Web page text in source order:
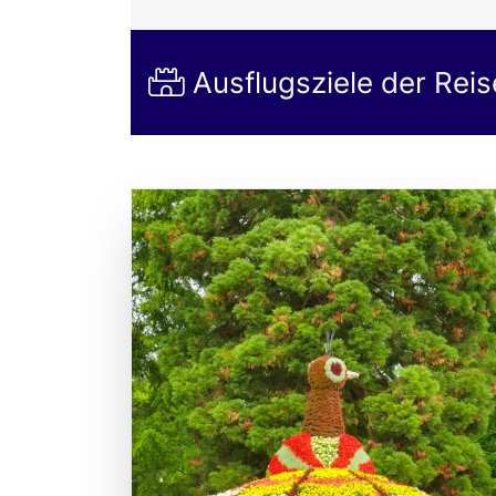
Ausflugsziele der